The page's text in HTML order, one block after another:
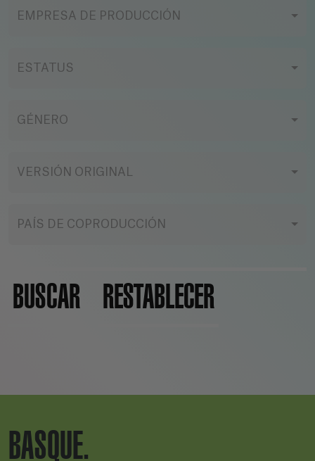
EMPRESA DE PRODUCCIÓN
ESTATUS
GÉNERO
VERSIÓN ORIGINAL
PAÍS DE COPRODUCCIÓN
BUSCAR RESTABLECER
BASQUE.